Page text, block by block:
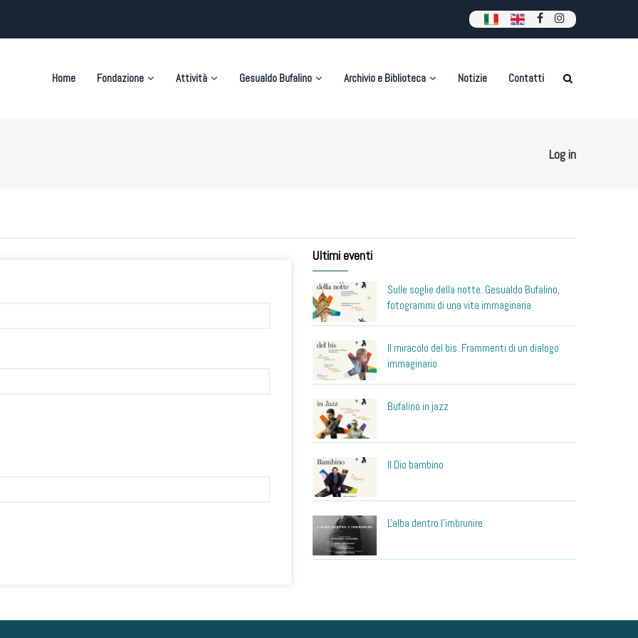
Home Fondazione Attività Gesualdo Bufalino Archivio e Biblioteca Notizie Contatti
Log in
Ultimi eventi
Sulle soglie della notte. Gesualdo Bufalino,
fotogrammi di una vita immaginaria
Il miracolo del bis. Frammenti di un dialogo
immaginario
Bufalino in jazz
Il Dio bambino
L'alba dentro l'imbrunire